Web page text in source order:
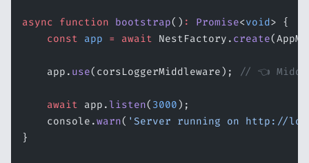
async function bootstrap() : Promise<void> {
    const
app = await NestFactory. create
    app.
use(corsLoggerMiddleware); // 👈
    await
app. listen( 3000);
    console.
warn( 'Server running on http://
}